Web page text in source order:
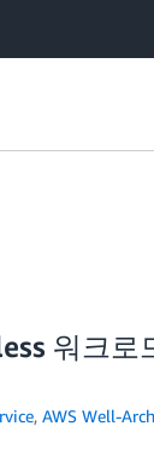
워크로
, AWS Well-